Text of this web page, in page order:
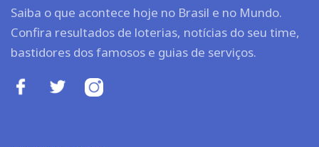
Saiba o que acontece hoje no Brasil e no Mundo.
Confira resultados de loterias, notícias do seu time,
bastidores dos famosos e guias de serviços.